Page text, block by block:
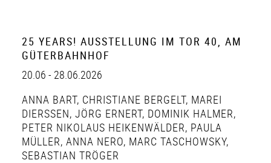
25 YEARS! AUSSTELLUNG IM TOR 40, AM
GÜTERBAHNHOF
20.06 - 28.06.2026
ANNA BART, CHRISTIANE BERGELT, MAREI
DIERSSEN , JÖRG ERNERT, DOMINIK HALMER,
PETER NIKOLAUS HEIKENWÄLDER, PAULA
MÜLLER, ANNA NERO, MARC TASCHOWSKY,
SEBASTIAN TRÖGER